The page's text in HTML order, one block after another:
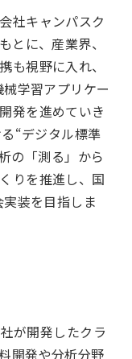
社キャンパスク
とに、産業界、
も視野に入れ、
学習アプリケー
発を進めていき
“デジタル標準
の「測る」から
りを推進し、国
装を目指しま
が開発したクラ
開発や分析分野